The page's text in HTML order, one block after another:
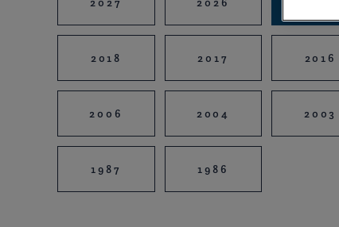
2018 2017 2016
2006 2004 2003
1987 1986